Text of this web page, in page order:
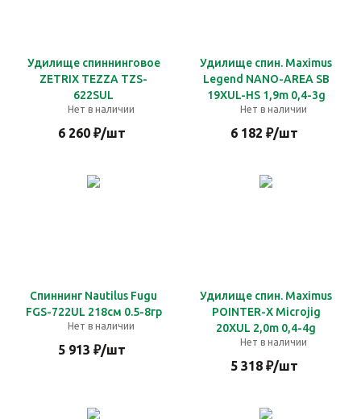
Удилище спиннинговое
ZETRIX TEZZA TZS-
622SUL
Нет в наличии
6 260 ₽/шт
Удилище спин. Maximus
Legend NANO-AREA SB
19XUL-HS 1,9m 0,4-3g
Нет в наличии
6 182 ₽/шт
Спиннинг Nautilus Fugu
FGS-722UL 218см 0.5-8гр
Нет в наличии
5 913 ₽/шт
Удилище спин. Maximus
POINTER-X Microjig
20XUL 2,0m 0,4-4g
Нет в наличии
5 318 ₽/шт